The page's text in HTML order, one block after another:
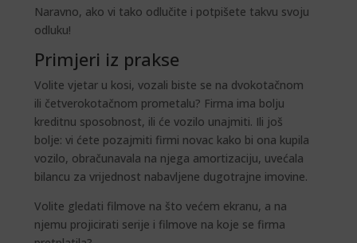
Naravno, ako vi tako odlučite i potpišete takvu svoju
odluku!
Primjeri iz prakse
Volite vjetar u kosi, vozali biste se na dvokotačnom
ili četverokotačnom prometalu? Firma ima bolju
kreditnu sposobnost, ili će vozilo unajmiti. Ili još
bolje: vi ćete pozajmiti firmi novac kako bi ona kupila
vozilo, obračunavala na njega amortizaciju, uvećala
bilancu za vrijednost nabavljene dugotrajne imovine.
Volite gledati filmove na što većem ekranu, a na
njemu projicirati serije i filmove na koje se firma